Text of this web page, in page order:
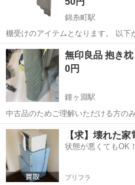
錦糸町駅
棚受けのアイテムとなります。 以下が参考になります。
https://search.sugatsune.co.jp/
なお、取引条件や商品に関しては...
東京 墨田区 錦糸町駅 そ
無印良品 抱き枕
0円
鐘ヶ淵駅
中古品のためご理解いただける方の
につき、三連休に引き取りに来てい
し断捨離中です。他にもまとめての
東京 墨田区 鐘ヶ淵駅 そ
【求】壊れた
状態が悪くてもOK
プリフラ